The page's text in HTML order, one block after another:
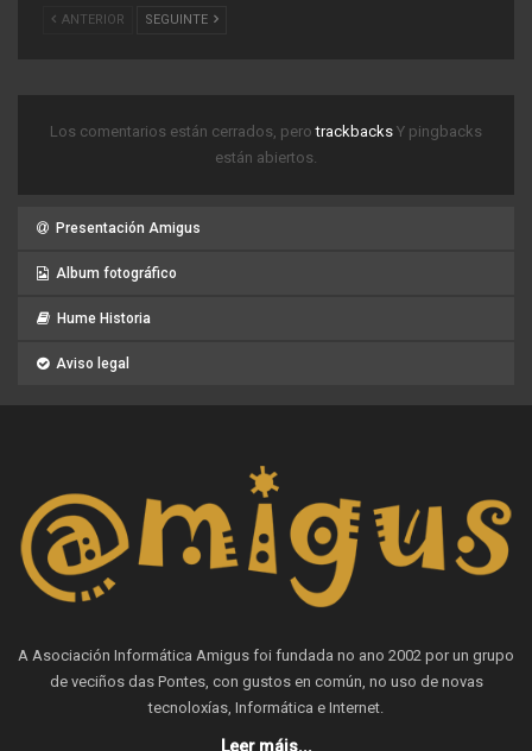
ANTERIOR SEGUINTE
Los comentarios están cerrados, perotrackbacks Y pingbacks
están abiertos.
Presentación Amigus
Album fotográfico
Hume Historia
Aviso legal
A Asociación Informática Amigus foi fundada no ano 2002 por un grupo
de veciños das Pontes, con gustos en común, no uso de novas
tecnoloxías, Informática e Internet.
Leer máis...